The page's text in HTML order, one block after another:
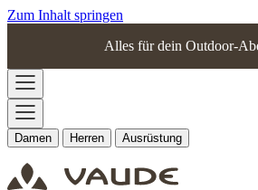
Zum Inhalt springen
Alles für dein Outdoor-
Damen Herren Ausrüstung